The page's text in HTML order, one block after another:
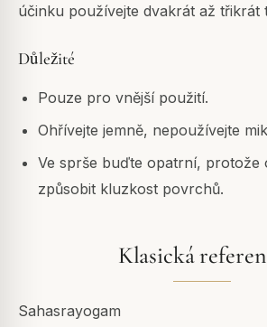
účinku používejte dvakrát až třikrát
Důležité
Pouze pro vnější použití.
Ohřívejte jemně, nepoužívejte
Ve sprše buďte opatrní, protože
způsobit kluzkost povrchů.
Klasická
Sahasrayogam